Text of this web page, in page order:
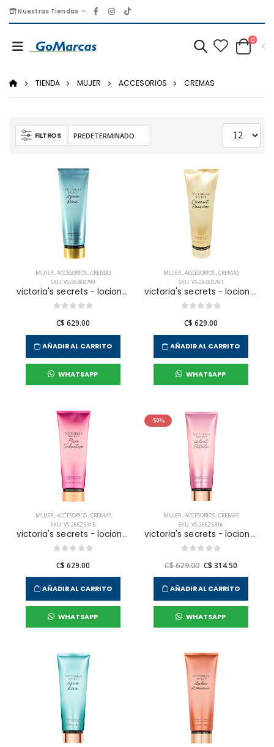
Nuestras Tiendas
0
TIENDA MUJER ACCESORIOS CREMAS
FILTROS
MUJER,ACCESORIOS,CREMAS
SKU: VS-26468790
victoria's secrets - locion corporal aqua kiss body para mujer
C$ 629.00
AÑADIR AL CARRITO
WHATSAPP
MUJER,ACCESORIOS,CREMAS
SKU: VS-26468793
victoria's secrets - locion corporal coconut passion para mujer
C$ 629.00
AÑADIR AL CARRITO
WHATSAPP
MUJER,ACCESORIOS,CREMAS
SKU: VS-26625315
victoria's secrets - locion corporal pure seduction para mujer
C$ 629.00
AÑADIR AL CARRITO
WHATSAPP
-50%
MUJER,ACCESORIOS,CREMAS
SKU: VS-26625316
victoria's secrets - locion corporal velvet petals para mujer
C$ 629.00 C$ 314.50
AÑADIR AL CARRITO
WHATSAPP